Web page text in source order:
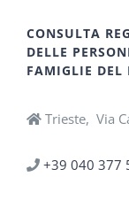
CONSULTA
DELLE
FAMIGLIE
Trieste, Via
+39 040 377